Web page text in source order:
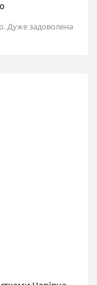
Дуже задоволена